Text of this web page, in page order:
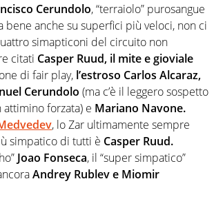
Cerundolo, “terraiolo” purosangue
bene anche su superfici più veloci, non ci
simapticoni del circuito non
citati Casper Ruud, il mite e gioviale
di fair play, l’estroso Carlos Alcaraz,
Cerundolo (ma c’è il leggero sospetto
attimino forzata) e Mariano Navone.
, lo Zar ultimamente sempre
simpatico di tutti è Casper Ruud.
Joao Fonseca, il “super simpatico”
Andrey Rublev e Miomir